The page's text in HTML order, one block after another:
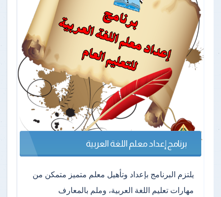
برنامج إعداد معلم اللغة العربية
يلتزم البرنامج بإعداد وتأهيل معلم متميز متمكن من
مهارات تعليم اللغة العربية، وملم بالمعارف